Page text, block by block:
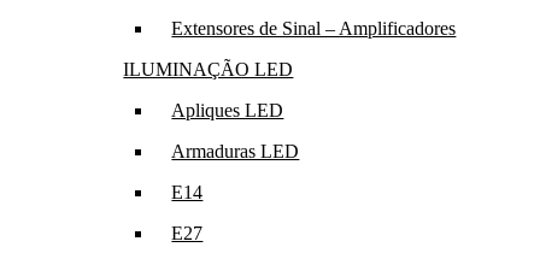
Extensores de Sinal – Amplificadores
ILUMINAÇÃO LED
Apliques LED
Armaduras LED
E14
E27